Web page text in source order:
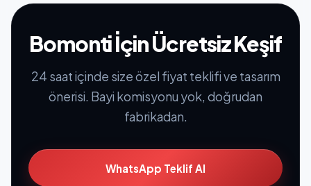
Bomonti İçin Ücretsiz Keşif
24 saat içinde size özel fiyat teklifi ve tasarım
önerisi. Bayi komisyonu yok, doğrudan
fabrikadan.
WhatsApp Teklif Al